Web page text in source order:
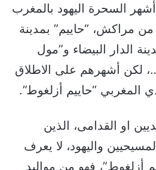
السحرة اليهود بالمغرب
مراكش، “حاييم” بمدينة
الدار البيضاء و”مول
لكن أشهرهم على الاطلاق
المغربي “حاييم أزلغوط”.
او القدامى، الذين
واليهود، لا يعرف
أزلغوط”، فهو من مواليد